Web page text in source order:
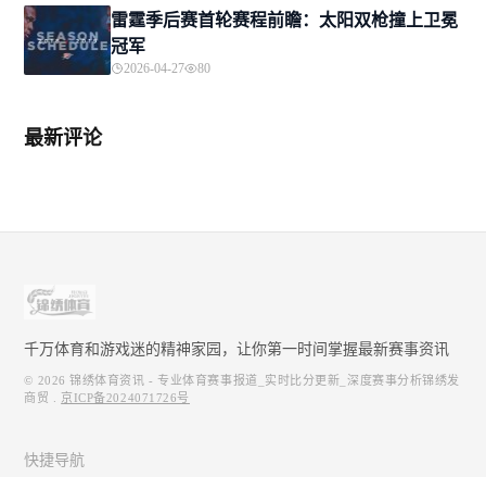
雷霆季后赛首轮赛程前瞻：太阳双枪撞上卫冕
冠军
2026-04-27 80
最新评论
千万体育和游戏迷的精神家园，让你第一时间掌握最新赛事资讯
© 2026锦绣体育资讯 - 专业体育赛事报道_实时比分更新_深度赛事分析锦绣发
商贸
京ICP备2024071726号
快捷导航